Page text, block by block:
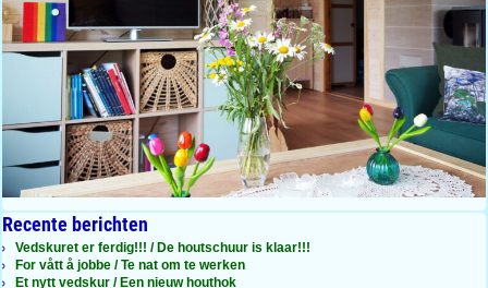
Recente berichten
Vedskuret er ferdig!!! / De houtschuur is klaar!!!
For vått å jobbe / Te nat om te werken
Et nytt vedskur / Een nieuw houthok